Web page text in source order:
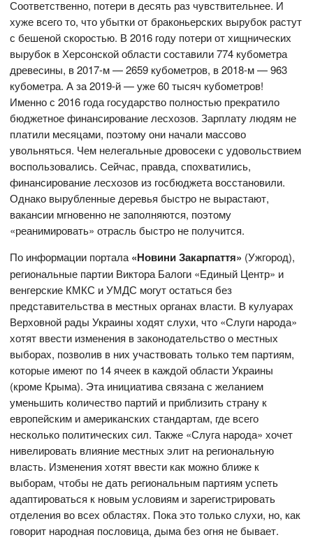
Соответственно, потери в десять раз чувствительнее. И
хуже всего то, что убытки от браконьерских вырубок растут
с бешеной скоростью. В 2016 году потери от хищнических
вырубок в Херсонской области составили 774 кубометра
древесины, в 2017-м — 2659 кубометров, в 2018-м — 963
кубометра. А за 2019-й — уже 60 тысяч кубометров!
Именно с 2016 года государство полностью прекратило
бюджетное финансирование лесхозов. Зарплату людям не
платили месяцами, поэтому они начали массово
увольняться. Чем нелегальные дровосеки с удовольствием
воспользовались. Сейчас, правда, спохватились,
финансирование лесхозов из госбюджета восстановили.
Однако вырубленные деревья быстро не вырастают,
вакансии мгновенно не заполняются, поэтому
«реанимировать» отрасль быстро не получится.
По информации портала«Новини Закарпаття» (Ужгород),
региональные партии Виктора Балоги «Единый Центр» и
венгерские КМКС и УМДС могут остаться без
представительства в местных органах власти. В кулуарах
Верховной рады Украины ходят слухи, что «Слуги народа»
хотят ввести изменения в законодательство о местных
выборах, позволив в них участвовать только тем партиям,
которые имеют по 14 ячеек в каждой области Украины
(кроме Крыма). Эта инициатива связана с желанием
уменьшить количество партий и приблизить страну к
европейским и американских стандартам, где всего
несколько политических сил. Также «Слуга народа» хочет
нивелировать влияние местных элит на региональную
власть. Изменения хотят ввести как можно ближе к
выборам, чтобы не дать региональным партиям успеть
адаптироваться к новым условиям и зарегистрировать
отделения во всех областях. Пока это только слухи, но, как
говорит народная пословица, дыма без огня не бывает.